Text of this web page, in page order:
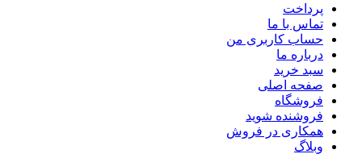
پرداخت
تماس با ما
حساب کاربری من
درباره ما
سبد خرید
صفحه اصلی
فروشگاه
فروشنده شوید
همکاری در فروش
وبلاگ